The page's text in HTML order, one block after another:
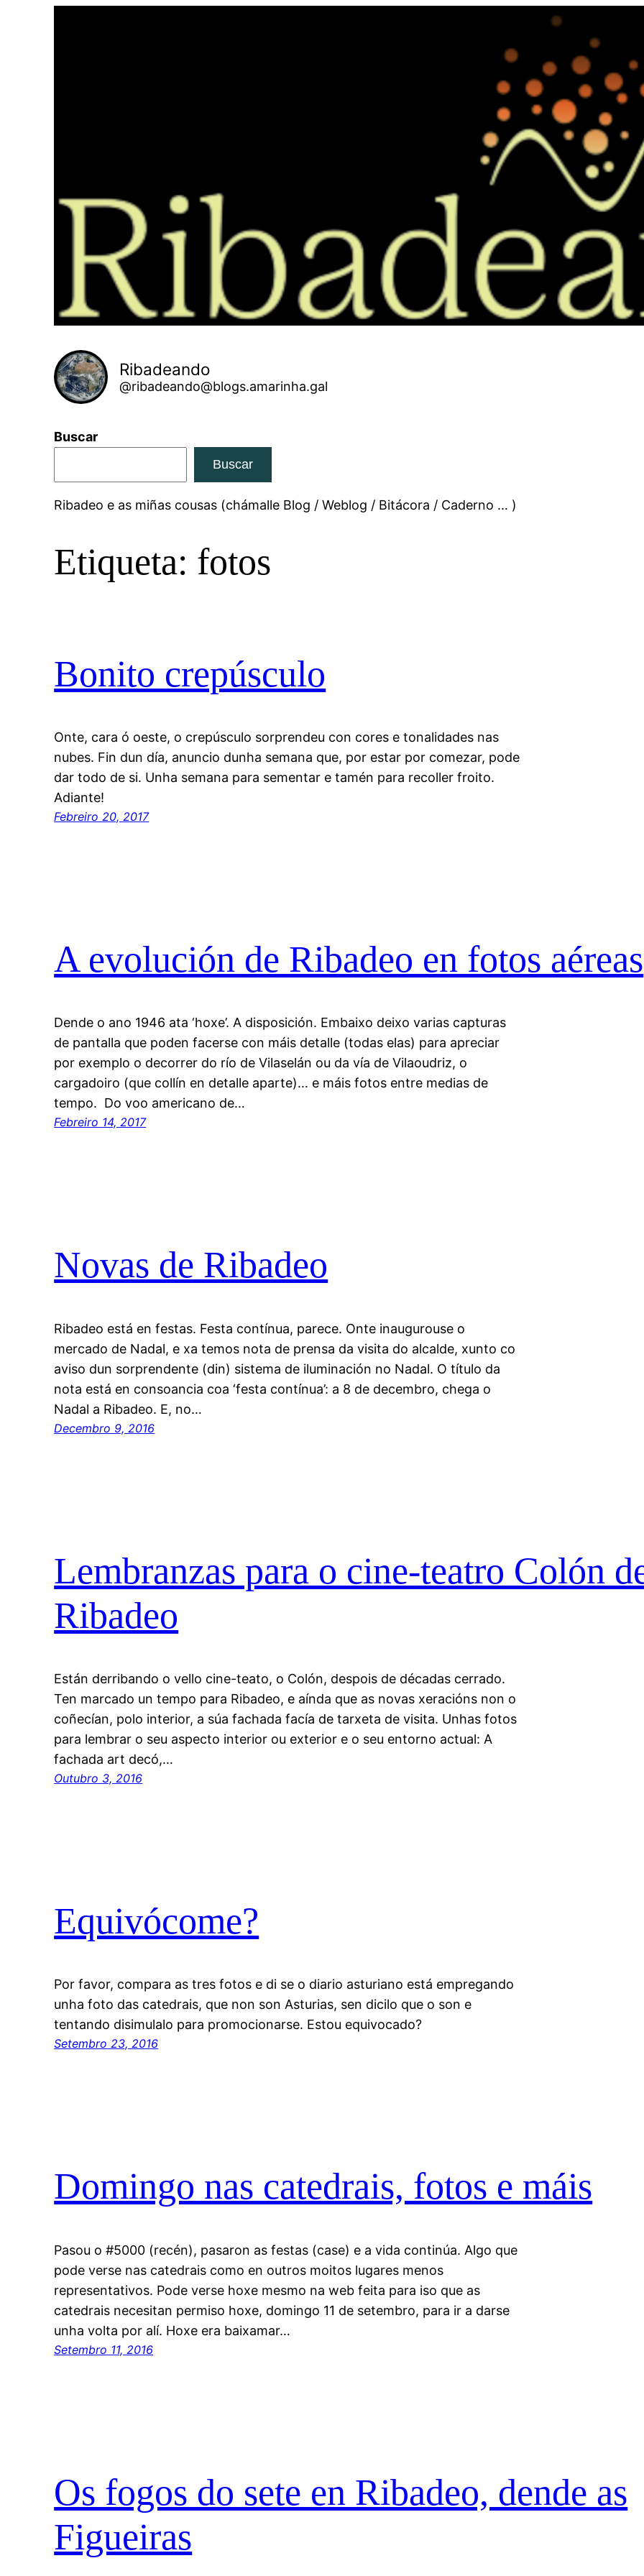
Ribadeando
@ribadeando@blogs.amarinha.gal
Buscar
Buscar
Ribadeo e as miñas cousas (chámalle Blog / Weblog / Bitácora / Caderno … )
Etiqueta: fotos
Bonito crepúsculo
Onte, cara ó oeste, o crepúsculo sorprendeu con cores e tonalidades nas
nubes. Fin dun día, anuncio dunha semana que, por estar por comezar, pode
dar todo de si. Unha semana para sementar e tamén para recoller froito.
Adiante!
Febreiro 20, 2017
A evolución de Ribadeo en fotos aéreas
Dende o ano 1946 ata ‘hoxe’. A disposición. Embaixo deixo varias capturas
de pantalla que poden facerse con máis detalle (todas elas) para apreciar
por exemplo o decorrer do río de Vilaselán ou da vía de Vilaoudriz, o
cargadoiro (que collín en detalle aparte)… e máis fotos entre medias de
tempo. Do voo americano de…
Febreiro 14, 2017
Novas de Ribadeo
Ribadeo está en festas. Festa contínua, parece. Onte inaugurouse o
mercado de Nadal, e xa temos nota de prensa da visita do alcalde, xunto co
aviso dun sorprendente (din) sistema de iluminación no Nadal. O título da
nota está en consoancia coa ‘festa contínua’: a 8 de decembro, chega o
Nadal a Ribadeo. E, no…
Decembro 9, 2016
Lembranzas para o cine-teatro Colón
Ribadeo
Están derribando o vello cine-teato, o Colón, despois de décadas cerrado.
Ten marcado un tempo para Ribadeo, e aínda que as novas xeracións non o
coñecían, polo interior, a súa fachada facía de tarxeta de visita. Unhas fotos
para lembrar o seu aspecto interior ou exterior e o seu entorno actual: A
fachada art decó,…
Outubro 3, 2016
Equivócome?
Por favor, compara as tres fotos e di se o diario asturiano está empregando
unha foto das catedrais, que non son Asturias, sen dicilo que o son e
tentando disimulalo para promocionarse. Estou equivocado?
Setembro 23, 2016
Domingo nas catedrais, fotos e máis
Pasou o #5000 (recén), pasaron as festas (case) e a vida continúa. Algo que
pode verse nas catedrais como en outros moitos lugares menos
representativos. Pode verse hoxe mesmo na web feita para iso que as
catedrais necesitan permiso hoxe, domingo 11 de setembro, para ir a darse
unha volta por alí. Hoxe era baixamar…
Setembro 11, 2016
Os fogos do sete en Ribadeo, dende as
Figueiras